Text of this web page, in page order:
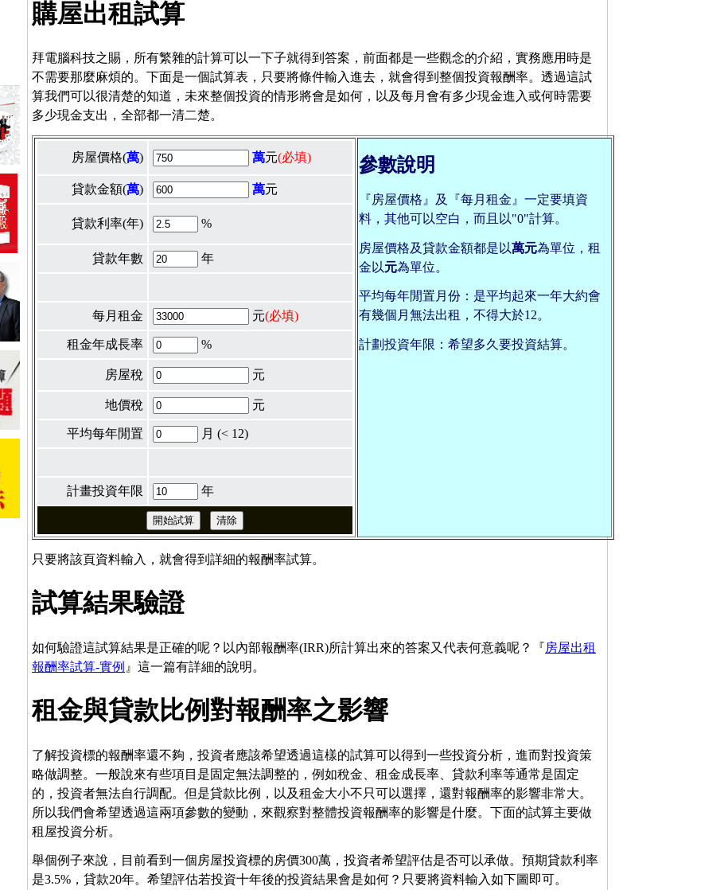
購屋出租試算
拜電腦科技之賜，所有繁雜的計算可以一下子就得到答案，前面都是一些觀念的介紹，實務應用時是
不需要那麼麻煩的。下面是一個試算表，只要將條件輸入進去，就會得到整個投資報酬率。透過這試
算我們可以很清楚的知道，未來整個投資的情形將會是如何，以及每月會有多少現金進入或何時需要
多少現金支出，全部都一清二楚。
房屋價格(萬) 萬元(必填)
貸款金額(萬) 萬元
貸款利率(年) %
貸款年數 年
每月租金 元(必填)
租金年成長率 %
房屋稅 元
地價稅 元
平均每年閒置 月 (< 12)
計畫投資年限 年
參數說明
『房屋價格』及『每月租金』一定要填資
料，其他可以空白，而且以"0"計算。
房屋價格及貸款金額都是以萬元為單位，租
金以元為單位。
平均每年閒置月份：是平均起來一年大約會
有幾個月無法出租，不得大於12。
計劃投資年限：希望多久要投資結算。
只要將該頁資料輸入，就會得到詳細的報酬率試算。
試算結果驗證
如何驗證這試算結果是正確的呢？以內部報酬率(IRR)所計算出來的答案又代表何意義呢？『房屋出租
報酬率試算-實例 』這一篇有詳細的說明。
租金與貸款比例對報酬率之影響
了解投資標的報酬率還不夠，投資者應該希望透過這樣的試算可以得到一些投資分析，進而對投資策
略做調整。一般說來有些項目是固定無法調整的，例如稅金、租金成長率、貸款利率等通常是固定
的，投資者無法自行調配。但是貸款比例，以及租金大小不只可以選擇，還對報酬率的影響非常大。
所以我們會希望透過這兩項參數的變動，來觀察對整體投資報酬率的影響是什麼。下面的試算主要做
租屋投資分析。
舉個例子來說，目前看到一個房屋投資標的房價300萬，投資者希望評估是否可以承做。預期貸款利率
是3.5%，貸款20年。希望評估若投資十年後的投資結果會是如何？只要將資料輸入如下圖即可。